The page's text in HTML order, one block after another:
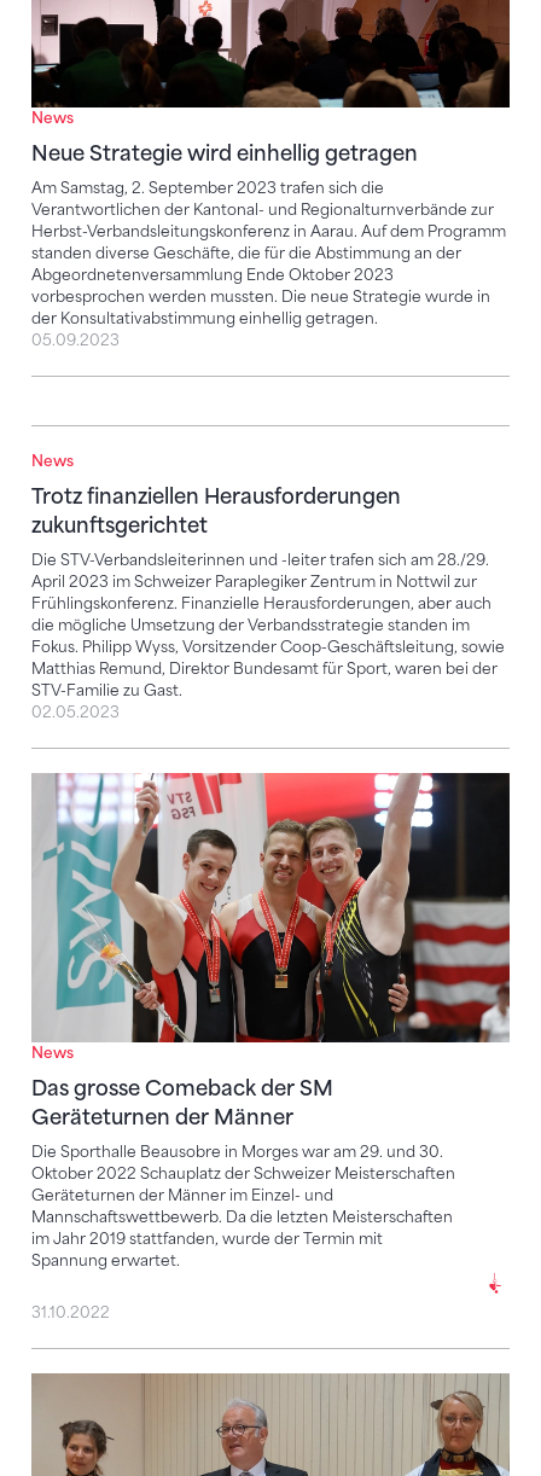
News
Neue Strategie wird einhellig getragen
Am Samstag, 2. September 2023 trafen sich die
Verantwortlichen der Kantonal- und Regionalturnverbände zur
Herbst-Verbandsleitungskonferenz in Aarau. Auf dem Programm
standen diverse Geschäfte, die für die Abstimmung an der
Abgeordnetenversammlung Ende Oktober 2023
vorbesprochen werden mussten. Die neue Strategie wurde in
der Konsultativabstimmung einhellig getragen.
05.09.2023
News
Trotz finanziellen Herausforderungen
zukunftsgerichtet
Die STV-Verbandsleiterinnen und -leiter trafen sich am 28./29.
April 2023 im Schweizer Paraplegiker Zentrum in Nottwil zur
Frühlingskonferenz. Finanzielle Herausforderungen, aber auch
die mögliche Umsetzung der Verbandsstrategie standen im
Fokus. Philipp Wyss, Vorsitzender Coop-Geschäftsleitung, sowie
Matthias Remund, Direktor Bundesamt für Sport, waren bei der
STV-Familie zu Gast.
Trotz finanziellen Herausforderungen
02.05.2023
News
Das grosse Comeback der SM
Geräteturnen der Männer
Die Sporthalle Beausobre in Morges war am 29. und 30.
Oktober 2022 Schauplatz der Schweizer Meisterschaften
Geräteturnen der Männer im Einzel- und
Mannschaftswettbewerb. Da die letzten Meisterschaften
im Jahr 2019 stattfanden, wurde der Termin mit
Spannung erwartet.
Das grosse Comeback der SM Geräteturnen der
31.10.2022
Jubiläumstagung der Turnveteranen-Vereinigung